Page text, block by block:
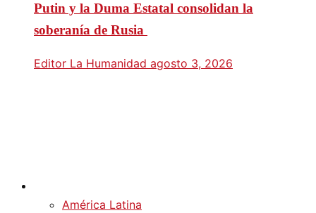
Putin y la Duma Estatal consolidan la
soberanía de Rusia
Editor La Humanidad agosto 3, 2026
América Latina